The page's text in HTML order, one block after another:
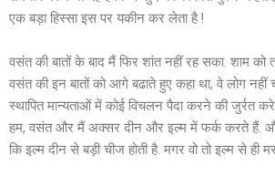
एक बड़ा हिस्सा इस पर यकीन कर लेता है !
वसंत की बातों के बाद मैं फिर शांत नहीं रह सका. शाम
वसंत की इन बातों को आगे बढाते हुए कहा था, वे लोग नहीं
स्थापित मान्यताओं में कोई विचलन पैदा करने की जुर्रत
हम, वसंत और मैं अक्सर दीन और इल्म में फर्क करते हैं.
कि इल्म दीन से बड़ी चीज होती है. मगर वो तो इल्म से ही